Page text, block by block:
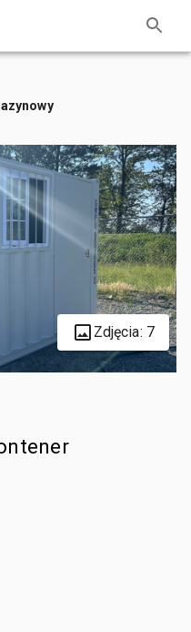
Zdjęcia: 7